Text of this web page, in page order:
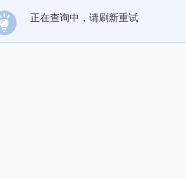
正在查询中，请刷新重试